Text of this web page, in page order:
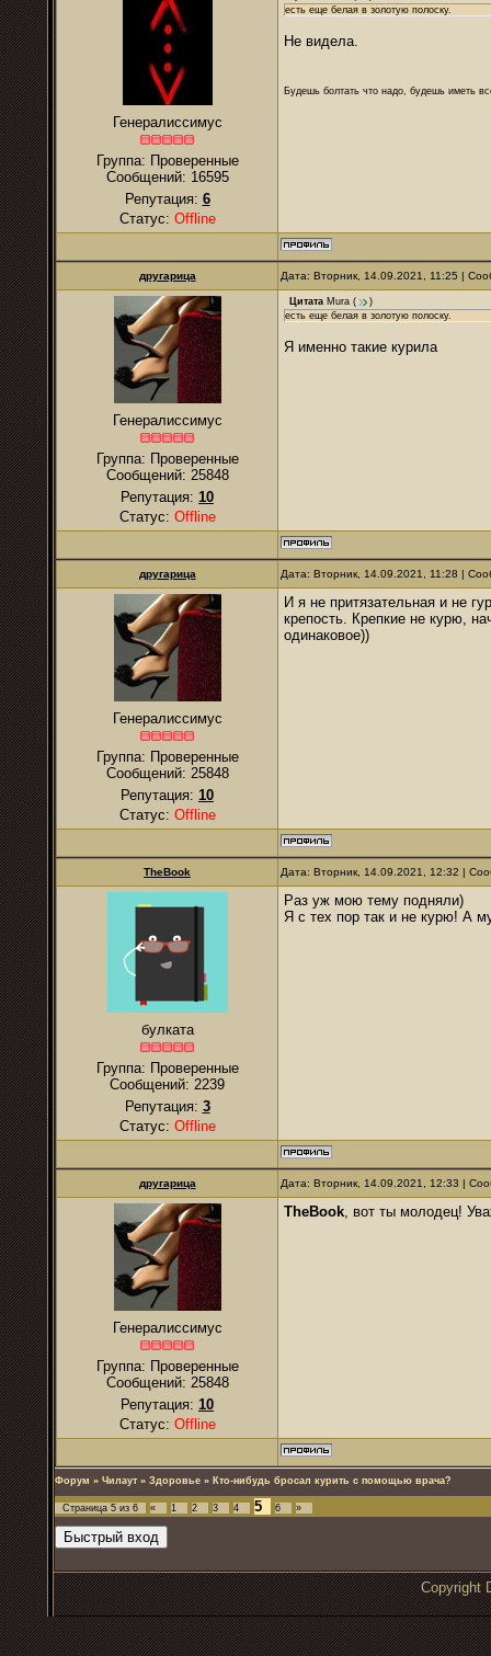
Генералиссимус
Группа: Проверенные
Сообщений: 16595
Репутация: 6
Статус: Offline
есть еще белая в золотую полоску.
Не видела.
Будешь болтать что надо, будешь иметь
другарица Дата: Вторник, 14.09.2021, 11:25 |
Генералиссимус
Группа: Проверенные
Сообщений: 25848
Репутация: 10
Статус: Offline
Цитата Mura (
)
есть еще белая в золотую полоску.
Я именно такие курила
другарица Дата: Вторник, 14.09.2021, 11:28 |
Генералиссимус
Группа: Проверенные
Сообщений: 25848
Репутация: 10
Статус: Offline
И я не притязательная и не
крепость. Крепкие не курю,
одинаковое))
TheBook Дата: Вторник, 14.09.2021, 12:32 |
булката
Группа: Проверенные
Сообщений: 2239
Репутация: 3
Статус: Offline
Раз уж мою тему подняли)
Я с тех пор так и не курю! А
другарица Дата: Вторник, 14.09.2021, 12:33 |
Генералиссимус
Группа: Проверенные
Сообщений: 25848
Репутация: 10
Статус: Offline
TheBook, вот ты молодец!
Форум » Чилаут » Здоровье » Кто-нибудь бросал курить с помощью врача?
Страница 5 из 6 « 1 2 3 4 5 6 »
Copyright